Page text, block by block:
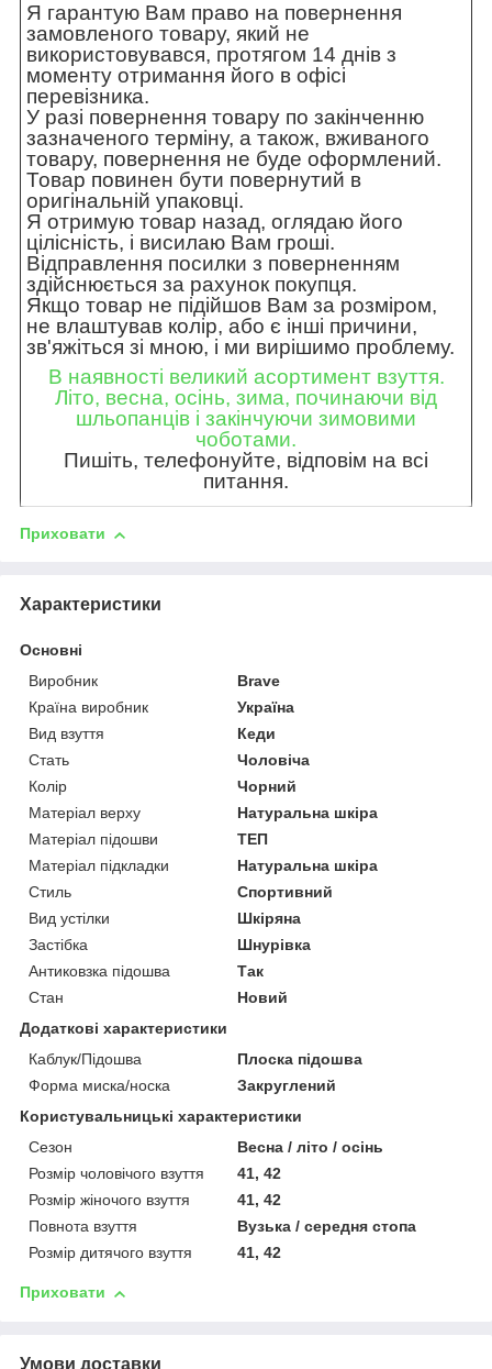
Я гарантую Вам право на повернення
замовленого товару, який не
використовувався, протягом 14 днів з
моменту отримання його в офісі
перевізника.
У разі повернення товару по закінченню
зазначеного терміну, а також, вживаного
товару, повернення не буде оформлений.
Товар повинен бути повернутий в
оригінальній упаковці.
Я отримую товар назад, оглядаю його
цілісність, і висилаю Вам гроші.
Відправлення посилки з поверненням
здійснюється за рахунок покупця.
Якщо товар не підійшов Вам за розміром,
не влаштував колір, або є інші причини,
зв'яжіться зі мною, і ми вирішимо проблему.
В наявності великий асортимент взуття.
Літо, весна, осінь, зима, починаючи від
шльопанців і закінчуючи зимовими
чоботами.
Пишіть, телефонуйте, відповім на всі
питання.
Приховати
Характеристики
Основні
Виробник
Brave
Країна виробник
Україна
Вид взуття
Кеди
Стать
Чоловіча
Колір
Чорний
Матеріал верху
Натуральна шкіра
Матеріал підошви
ТЕП
Матеріал підкладки
Натуральна шкіра
Стиль
Спортивний
Вид устілки
Шкіряна
Застібка
Шнурівка
Антиковзка підошва
Так
Стан
Новий
Додаткові характеристики
Каблук/Підошва
Плоска підошва
Форма миска/носка
Закруглений
Користувальницькі характеристики
Сезон
Весна / літо / осінь
Розмір чоловічого взуття
41, 42
Розмір жіночого взуття
41, 42
Повнота взуття
Вузька / середня стопа
Розмір дитячого взуття
41, 42
Приховати
Умови доставки